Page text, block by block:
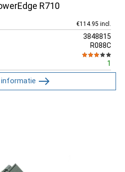
R710
€114.95 incl.
3848815
R088C
1